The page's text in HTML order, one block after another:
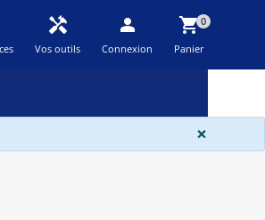
handyman
Vos outils
person
Connexion
shopping_cart0
Panier
×